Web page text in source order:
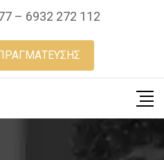
– 6932 272 112